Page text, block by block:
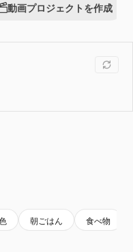
動画プロジェクトを作成
朝ごはん 食べ物